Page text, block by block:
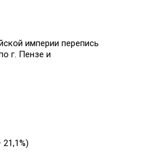
империи перепись
г. Пензе и